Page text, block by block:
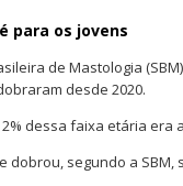
para os jovens
de Mastologia
desde 2020.
dessa faixa etária era
dobrou, segundo a